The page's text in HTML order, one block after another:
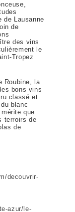
de Lausanne
de
des vins
le
Tropez
Roubine, la
bons vins
classé et
blanc
que
terroirs de
de
decouvrir-
azur/le-